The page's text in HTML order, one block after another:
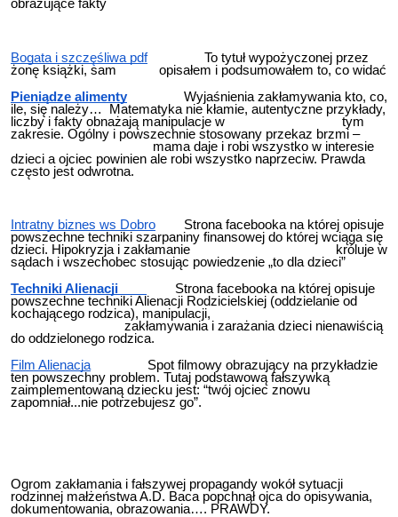
obrazujące fakty
Bogata i szczęśliwa pdfTo tytuł wypożyczonej przez
żonę książki, sam opisałem i podsumowałem to, co widać
Pieniądze alimenty Wyjaśnienia zakłamywania kto, co,
ile, się należy… Matematyka nie kłamie, autentyczne przykłady,
liczby i fakty obnażają manipulacje w tym
zakresie. Ogólny i powszechnie stosowany przekaz brzmi –
mama daje i robi wszystko w interesie
dzieci a ojciec powinien ale robi wszystko naprzeciw. Prawda
często jest odwrotna.
Intratny biznes ws Dobro Strona facebooka na której opisuje
powszechne techniki szarpaniny finansowej do której wciąga się
dzieci. Hipokryzja i zakłamanie króluje w
sądach i wszechobec stosując powiedzenie „to dla dzieci”
Techniki Alienacji
Strona facebooka na której opisuje
powszechne techniki Alienacji Rodzicielskiej (oddzielanie od
kochającego rodzica), manipulacji,
zakłamywania i zarażania dzieci nienawiścią
do oddzielonego rodzica.
Film AlienacjaSpot filmowy obrazujący na przykładzie
ten powszechny problem. Tutaj podstawową fałszywką
zaimplementowaną dziecku jest: “twój ojciec znowu
zapomniał...nie potrzebujesz go”.
Ogrom zakłamania i fałszywej propagandy wokół sytuacji
rodzinnej małżeństwa A.D. Baca popchnął ojca do opisywania,
dokumentowania, obrazowania…. PRAWDY.